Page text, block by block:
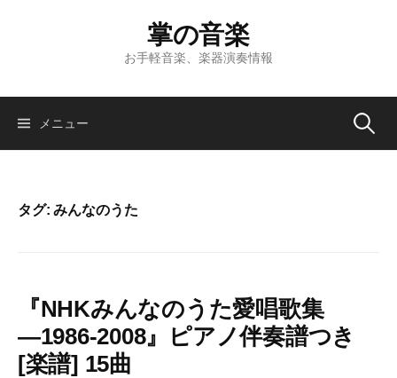
ツ
掌の音楽
お手軽音楽、楽器演奏情報
メニュー 検
タグ:みんなのうた
『NHKみんなのうた愛唱歌集
―1986‐2008』ピアノ伴奏譜つき
[楽譜] 15曲